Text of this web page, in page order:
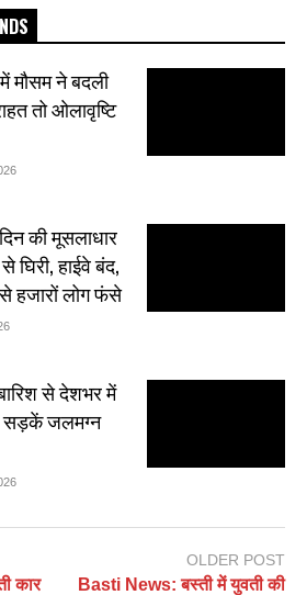
मौसम ने बदली
तो ओलावृष्टि
की मूसलाधार
घिरी, हाईवे बंद,
लोग फंसे
से देशभर में
सड़कें जलमग्न
कार
OLDER POST
Basti News: बस्ती में युवती की